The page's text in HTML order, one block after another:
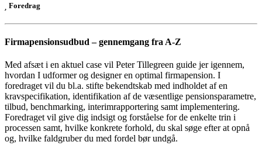
Foredrag
Firmapensionsudbud – gennemgang fra A-Z
Med afsæt i en aktuel case vil Peter Tillegreen guide jer igennem,
hvordan I udformer og designer en optimal firmapension. I
foredraget vil du bl.a. stifte bekendtskab med indholdet af en
kravspecifikation, identifikation af de væsentlige pensionsparametre,
tilbud, benchmarking, interimrapportering samt implementering.
Foredraget vil give dig indsigt og forståelse for de enkelte trin i
processen samt, hvilke konkrete forhold, du skal søge efter at opnå
og, hvilke faldgruber du med fordel bør undgå.